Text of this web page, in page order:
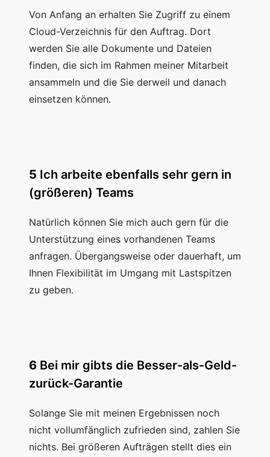
Von Anfang an erhalten Sie Zugriff zu einem
Cloud-Verzeichnis für den Auftrag. Dort
werden Sie alle Dokumente und Dateien
finden, die sich im Rahmen meiner Mitarbeit
ansammeln und die Sie derweil und danach
einsetzen können.
5 Ich arbeite ebenfalls sehr gern in
(größeren) Teams
Natürlich können Sie mich auch gern für die
Unterstützung eines vorhandenen Teams
anfragen. Übergangsweise oder dauerhaft, um
Ihnen Flexibilität im Umgang mit Lastspitzen
zu geben.
6 Bei mir gibts die Besser-als-Geld-
zurück-Garantie
Solange Sie mit meinen Ergebnissen noch
nicht vollumfänglich zufrieden sind, zahlen Sie
nichts. Bei größeren Aufträgen stellt dies ein